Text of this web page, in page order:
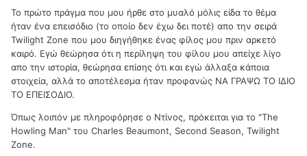
Το πρώτο πράγμα που μου ήρθε στο μυαλό μόλις είδα το θέμα
ήταν ένα επεισόδιο (το οποίο δεν έχω δει ποτέ) απο την σειρά
Twilight Zone που μου διηγήθηκε ένας φίλος μου πριν αρκετό
καιρό. Εγώ θεώρησα ότι η περίληψη του φίλου μου απείχε λίγο
απο την ιστορία, θεώρησα επίσης ότι και εγώ άλλαξα κάποια
στοιχεία, αλλά το αποτέλεσμα ήταν προφανώς ΝΑ ΓΡΑΨΩ ΤΟ ΙΔΙΟ
ΤΟ ΕΠΕΙΣΟΔΙΟ.
Όπως λοιπόν με πληροφόρησε ο Ντίνος, πρόκειται για το "The
Howling Man" του Charles Beaumont, Second Season, Twilight
Zone.